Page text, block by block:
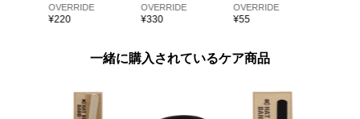
OVERRIDE
¥220
OVERRIDE
¥330
OVERRIDE
¥55
一緒に購入されているケア商品